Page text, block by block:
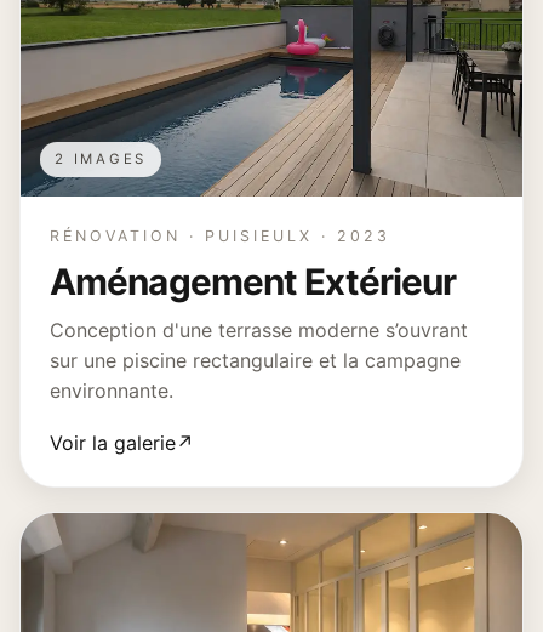
2 IMAGES
RÉNOVATION · PUISIEULX · 2023
Aménagement Extérieur
Conception d'une terrasse moderne s’ouvrant
sur une piscine rectangulaire et la campagne
environnante.
Voir la galerie↗